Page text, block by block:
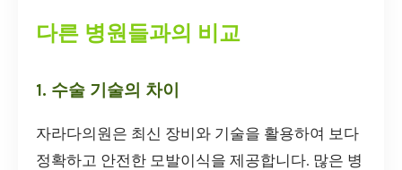
다른 병원들과의 비교
1. 수술 기술의 차이
자라다의원은 최신 장비와 기술을 활용하여 보다
정확하고 안전한 모발이식을 제공합니다. 많은 병